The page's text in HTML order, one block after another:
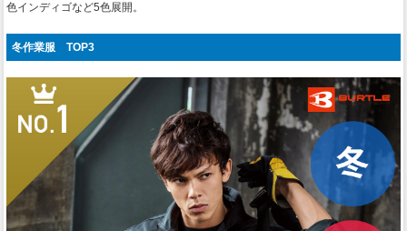
色インディゴなど5色展開。
冬作業服 TOP3